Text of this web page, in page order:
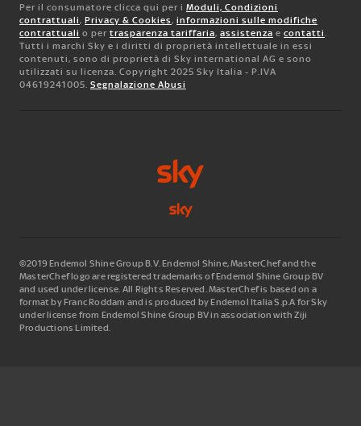
Per il consumatore clicca qui per i Moduli, Condizioni
contrattuali, Privacy & Cookies, informazioni sulle modifiche
contrattuali o per trasparenza tariffaria, assistenza e contatti.
Tutti i marchi Sky e i diritti di proprietà intellettuale in essi
contenuti, sono di proprietà di Sky international AG e sono
utilizzati su licenza. Copyright 2025 Sky Italia - P.IVA
04619241005. Segnalazione Abusi
©2019 Endemol Shine Group B.V. Endemol Shine, MasterChef and the
MasterChef logo are registered trademarks of Endemol Shine Group BV
and used under license. All Rights Reserved. MasterChef is based on a
format by Franc Roddam and is produced by Endemol Italia S.p.A for Sky
under license from Endemol Shine Group BV in association with Ziji
Productions Limited.